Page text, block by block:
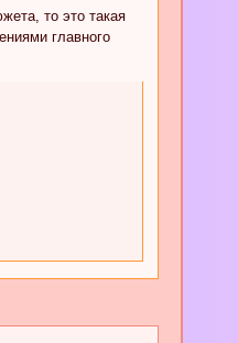
то это такая
главного